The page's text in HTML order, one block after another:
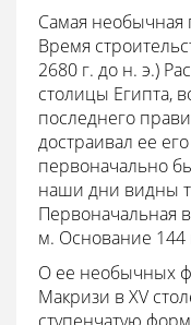
Самая
Время
2680 г. до н. э.)
столицы Египта,
последнего
достраивал ее
первоначально
наши дни видны
Первоначальная
м. Основание 144
О ее необычных
Макризи в XV